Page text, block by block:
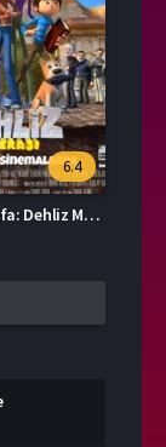
6.4
Rafadan Tayfa: Dehliz Macerası Full HD İzle